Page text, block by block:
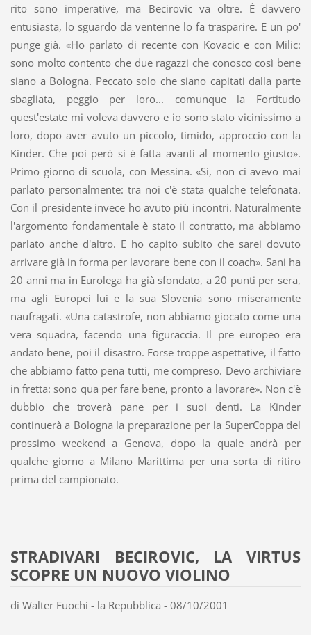
rito sono imperative, ma Becirovic va oltre. È davvero
entusiasta, lo sguardo da ventenne lo fa trasparire. E un po'
punge già. «Ho parlato di recente con Kovacic e con Milic:
sono molto contento che due ragazzi che conosco così bene
siano a Bologna. Peccato solo che siano capitati dalla parte
sbagliata, peggio per loro... comunque la Fortitudo
quest'estate mi voleva davvero e io sono stato vicinissimo a
loro, dopo aver avuto un piccolo, timido, approccio con la
Kinder. Che poi però si è fatta avanti al momento giusto».
Primo giorno di scuola, con Messina. «Sì, non ci avevo mai
parlato personalmente: tra noi c'è stata qualche telefonata.
Con il presidente invece ho avuto più incontri. Naturalmente
l'argomento fondamentale è stato il contratto, ma abbiamo
parlato anche d'altro. E ho capito subito che sarei dovuto
arrivare già in forma per lavorare bene con il coach». Sani ha
20 anni ma in Eurolega ha già sfondato, a 20 punti per sera,
ma agli Europei lui e la sua Slovenia sono miseramente
naufragati. «Una catastrofe, non abbiamo giocato come una
vera squadra, facendo una figuraccia. Il pre europeo era
andato bene, poi il disastro. Forse troppe aspettative, il fatto
che abbiamo fatto pena tutti, me compreso. Devo archiviare
in fretta: sono qua per fare bene, pronto a lavorare». Non c'è
dubbio che troverà pane per i suoi denti. La Kinder
continuerà a Bologna la preparazione per la SuperCoppa del
prossimo weekend a Genova, dopo la quale andrà per
qualche giorno a Milano Marittima per una sorta di ritiro
prima del campionato.
STRADIVARI BECIROVIC, LA VIRTUS
SCOPRE UN NUOVO VIOLINO
di Walter Fuochi - la Repubblica - 08/10/2001